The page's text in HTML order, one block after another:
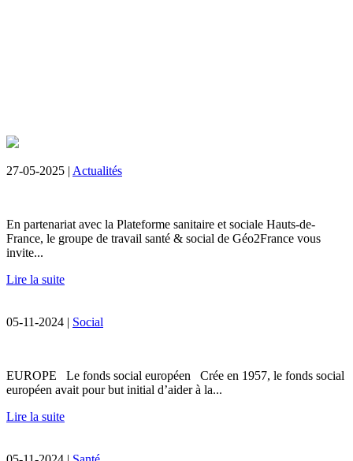
27-05-2025 | Actualités
En partenariat avec la Plateforme sanitaire et sociale Hauts-de-
France, le groupe de travail santé & social de Géo2France vous
invite...
Lire la suite
05-11-2024 | Social
EUROPE Le fonds social européen Crée en 1957, le fonds social
européen avait pour but initial d’aider à la...
Lire la suite